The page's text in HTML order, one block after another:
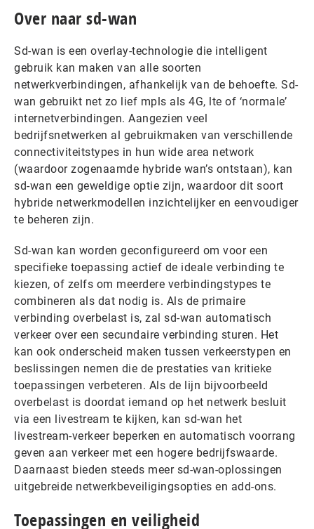
Over naar sd-wan
Sd-wan is een overlay-technologie die intelligent
gebruik kan maken van alle soorten
netwerkverbindingen, afhankelijk van de behoefte. Sd-
wan gebruikt net zo lief mpls als 4G, lte of ‘normale’
internetverbindingen. Aangezien veel
bedrijfsnetwerken al gebruikmaken van verschillende
connectiviteitstypes in hun wide area network
(waardoor zogenaamde hybride wan’s ontstaan), kan
sd-wan een geweldige optie zijn, waardoor dit soort
hybride netwerkmodellen inzichtelijker en eenvoudiger
te beheren zijn.
Sd-wan kan worden geconfigureerd om voor een
specifieke toepassing actief de ideale verbinding te
kiezen, of zelfs om meerdere verbindingstypes te
combineren als dat nodig is. Als de primaire
verbinding overbelast is, zal sd-wan automatisch
verkeer over een secundaire verbinding sturen. Het
kan ook onderscheid maken tussen verkeerstypen en
beslissingen nemen die de prestaties van kritieke
toepassingen verbeteren. Als de lijn bijvoorbeeld
overbelast is doordat iemand op het netwerk besluit
via een livestream te kijken, kan sd-wan het
livestream-verkeer beperken en automatisch voorrang
geven aan verkeer met een hogere bedrijfswaarde.
Daarnaast bieden steeds meer sd-wan-oplossingen
uitgebreide netwerkbeveiligingsopties en add-ons.
Toepassingen en veiligheid